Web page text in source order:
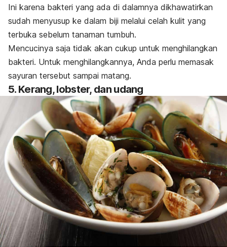
Ini karena bakteri yang ada di dalamnya dikhawatirkan
sudah menyusup ke dalam biji melalui celah kulit yang
terbuka sebelum tanaman tumbuh.
Mencucinya saja tidak akan cukup untuk menghilangkan
bakteri. Untuk menghilangkannya, Anda perlu memasak
sayuran tersebut sampai matang.
5. Kerang, lobster, dan udang